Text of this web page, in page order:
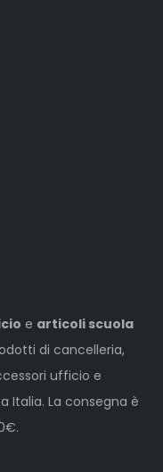
e articoli scuola
di cancelleria,
ufficio e
Italia. La consegna è